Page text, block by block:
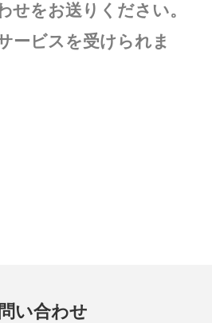
せをお送りください。
ービスを受けられま
い合わせ